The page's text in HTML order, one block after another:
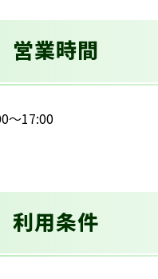
営業時間
～17:00
利用条件